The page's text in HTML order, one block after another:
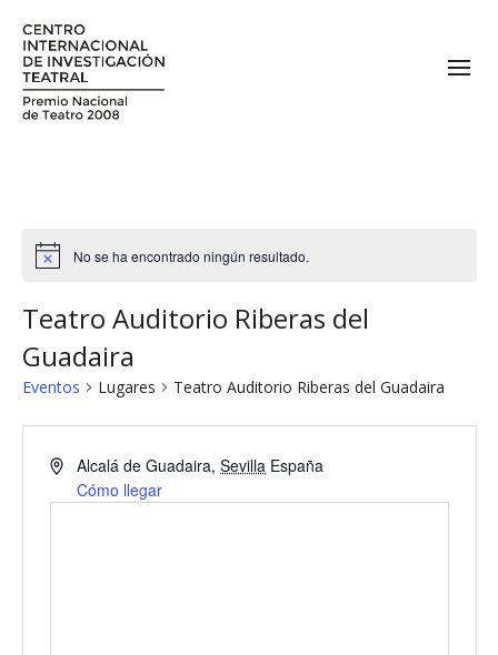
No se ha encontrado ningún resultado.
Teatro Auditorio Riberas del
Guadaira
Eventos Lugares Teatro Auditorio Riberas del Guadaira
Alcalá de Guadaira, Sevilla España
Cómo llegar